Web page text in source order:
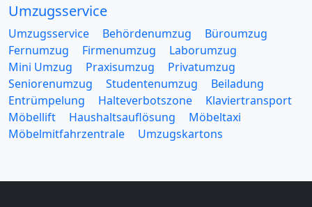
Umzugsservice
Umzugsservice Behördenumzug
Büroumzug
Fernumzug
Firmenumzug
Laborumzug
Mini Umzug
Praxisumzug
Privatumzug
Seniorenumzug
Studentenumzug
Beiladung
Entrümpelung
Halteverbotszone
Klaviertransport
Möbellift
Haushaltsauflösung
Möbeltaxi
Möbelmitfahrzentrale
Umzugskartons